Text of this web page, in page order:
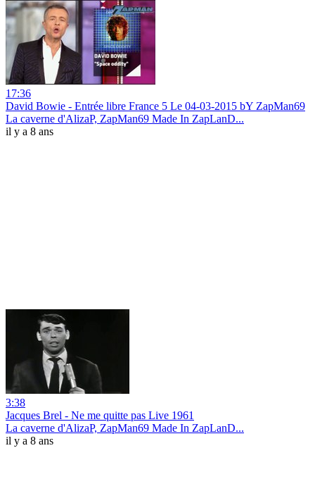
17:36
David Bowie - Entrée libre France 5 Le 04-03-2015 bY ZapMan69
La caverne d'AlizaP, ZapMan69 Made In ZapLanD...
il y a 8 ans
3:38
Jacques Brel - Ne me quitte pas Live 1961
La caverne d'AlizaP, ZapMan69 Made In ZapLanD...
il y a 8 ans